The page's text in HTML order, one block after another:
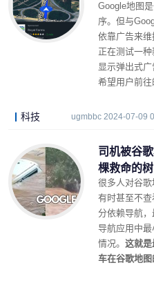
Google地图
序。但与
依靠广告来
正在测试一
显示弹出式
希望用户前往
科技 ugmbbc 2024-07-09
司机被谷
棵救命的树
很多人对谷歌
有时甚至不
分依赖导航
导航应用中
情况。 这就是
车在谷歌地图